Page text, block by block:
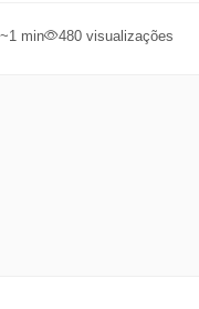
1 min 480 visualizações